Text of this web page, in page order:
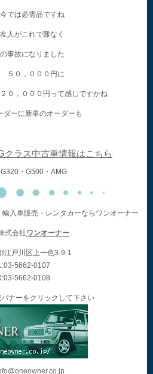
では必需品ですね
人がこれで難なく
事故になりました
５０，０００円に
０，０００円って感じですかね
ダーに新車のオーダーも
クラス中古車情報はこちら
・G500・AMG
入車販売・レンタカーならワンオーナー
式会社ワンオーナー
江戸川区上一色3-9-1
5662-0107
5662-0108
ナーをクリックして下さい